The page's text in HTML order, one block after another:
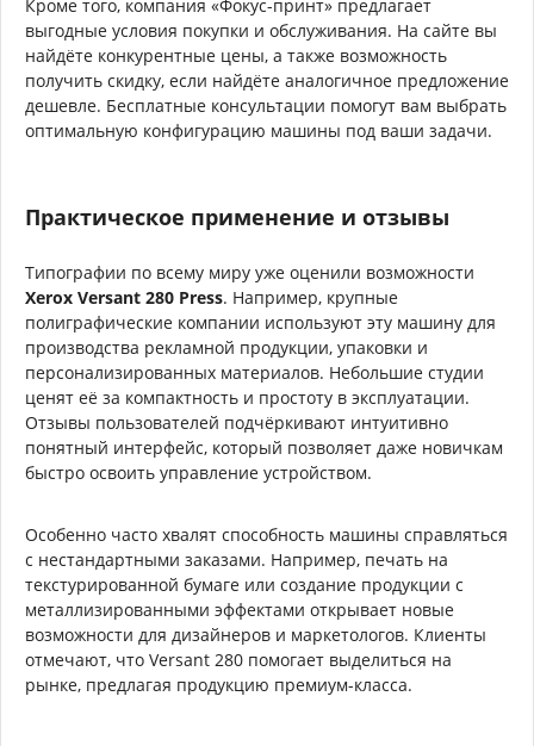
Кроме того, компания «Фокус-принт» предлагает
выгодные условия покупки и обслуживания. На сайте вы
найдёте конкурентные цены, а также возможность
получить скидку, если найдёте аналогичное предложение
дешевле. Бесплатные консультации помогут вам выбрать
оптимальную конфигурацию машины под ваши задачи.
Практическое применение и отзывы
Типографии по всему миру уже оценили возможности
Xerox Versant 280 Press. Например, крупные
полиграфические компании используют эту машину для
производства рекламной продукции, упаковки и
персонализированных материалов. Небольшие студии
ценят её за компактность и простоту в эксплуатации.
Отзывы пользователей подчёркивают интуитивно
понятный интерфейс, который позволяет даже новичкам
быстро освоить управление устройством.
Особенно часто хвалят способность машины справляться
с нестандартными заказами. Например, печать на
текстурированной бумаге или создание продукции с
металлизированными эффектами открывает новые
возможности для дизайнеров и маркетологов. Клиенты
отмечают, что Versant 280 помогает выделиться на
рынке, предлагая продукцию премиум-класса.